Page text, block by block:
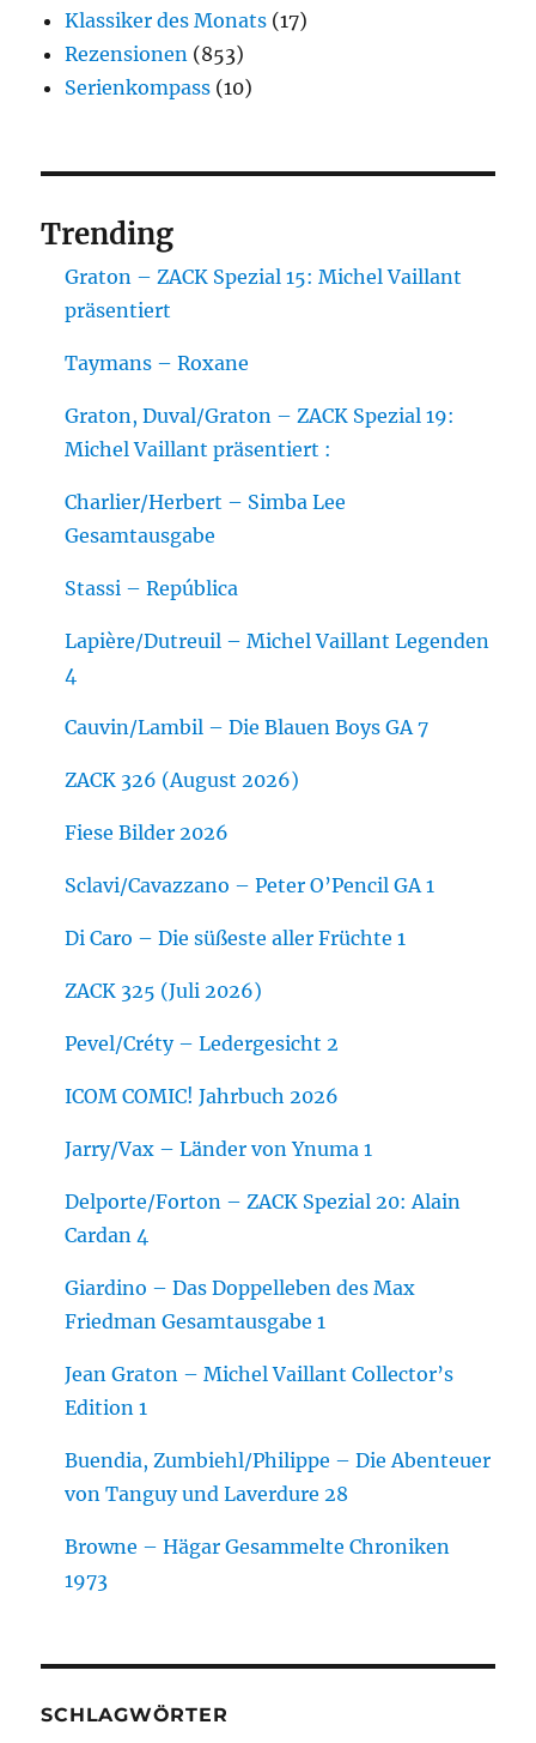
Klassiker des Monats (17)
Rezensionen (853)
Serienkompass (10)
Trending
Graton – ZACK Spezial 15: Michel Vaillant
präsentiert
Taymans – Roxane
Graton, Duval/Graton – ZACK Spezial 19:
Michel Vaillant präsentiert :
Charlier/Herbert – Simba Lee
Gesamtausgabe
Stassi – República
Lapière/Dutreuil – Michel Vaillant Legenden
4
Cauvin/Lambil – Die Blauen Boys GA 7
ZACK 326 (August 2026)
Fiese Bilder 2026
Sclavi/Cavazzano – Peter O’Pencil GA 1
Di Caro – Die süßeste aller Früchte 1
ZACK 325 (Juli 2026)
Pevel/Créty – Ledergesicht 2
ICOM COMIC! Jahrbuch 2026
Jarry/Vax – Länder von Ynuma 1
Delporte/Forton – ZACK Spezial 20: Alain
Cardan 4
Giardino – Das Doppelleben des Max
Friedman Gesamtausgabe 1
Jean Graton – Michel Vaillant Collector’s
Edition 1
Buendia, Zumbiehl/Philippe – Die Abenteuer
von Tanguy und Laverdure 28
Browne – Hägar Gesammelte Chroniken
1973
SCHLAGWÖRTER